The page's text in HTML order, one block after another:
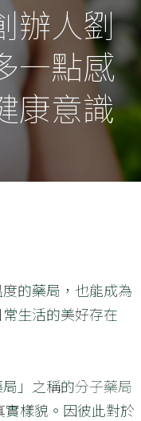
辦人劉
一點感
康意識
的藥局，也能成為
生活的美好存在
」之稱的分子藥局
實樣貌。因彼此對於